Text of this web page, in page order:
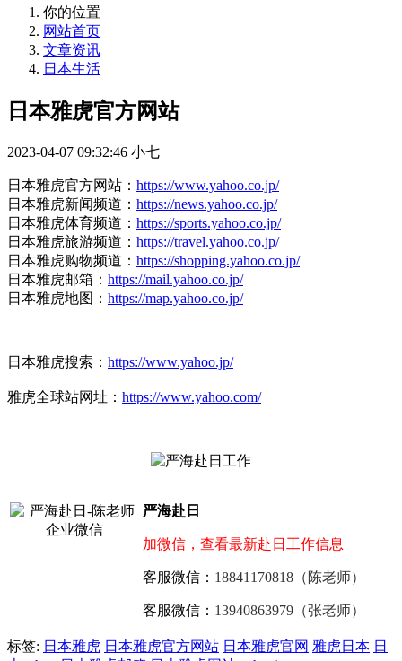
你的位置
网站首页
文章资讯
日本生活
日本雅虎官方网站
2023-04-07 09:32:46 小七
日本雅虎官方网站： https://www.yahoo.co.jp/
日本雅虎新闻频道： https://news.yahoo.co.jp/
日本雅虎体育频道： https://sports.yahoo.co.jp/
日本雅虎旅游频道： https://travel.yahoo.co.jp/
日本雅虎购物频道： https://shopping.yahoo.co.jp/
日本雅虎邮箱： https://mail.yahoo.co.jp/
日本雅虎地图： https://map.yahoo.co.jp/
日本雅虎搜索： https://www.yahoo.jp/
雅虎全球站网址： https://www.yahoo.com/
严海赴日
加微信，查看最新赴日工作信息
客服微信： 18841170818（陈老师）
客服微信： 13940863979（张老师）
标签: 日本雅虎 日本雅虎官方网站 日本雅虎官网 雅虎日本 日